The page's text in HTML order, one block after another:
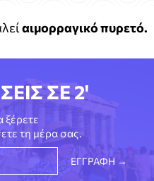
αιμορραγικό πυρετό.
ΣΕ 2'
ξέρετε
τη μέρα σας.